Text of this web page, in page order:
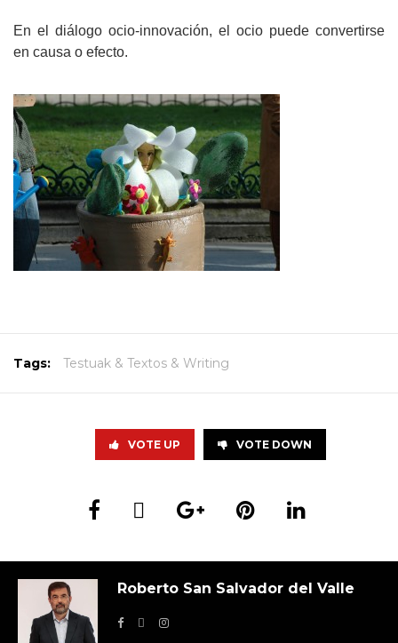
En el diálogo ocio-innovación, el ocio puede convertirse
en causa o efecto.
Tags: Testuak & Textos & Writing
VOTE UP VOTE DOWN
Roberto San Salvador del Valle